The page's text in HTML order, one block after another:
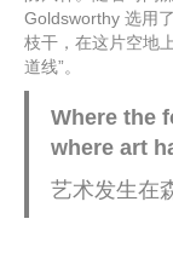
Goldsworthy 选用
枝干，在这片空地
道线”。
Where the
where art
艺术发生在